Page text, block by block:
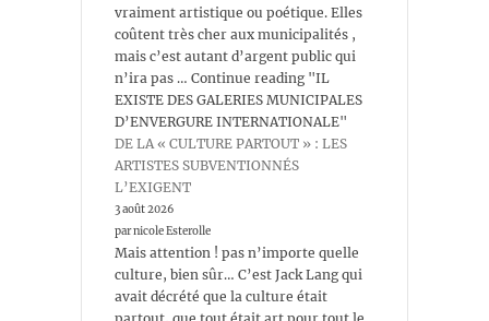
vraiment artistique ou poétique. Elles
coûtent très cher aux municipalités ,
mais c’est autant d’argent public qui
n’ira pas … Continue reading "IL
EXISTE DES GALERIES MUNICIPALES
D’ENVERGURE INTERNATIONALE"
DE LA « CULTURE PARTOUT » : LES
ARTISTES SUBVENTIONNÉS
L’EXIGENT
3 août 2026
par nicole Esterolle
Mais attention ! pas n’importe quelle
culture, bien sûr… C’est Jack Lang qui
avait décrété que la culture était